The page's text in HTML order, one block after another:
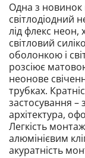
Одна з новинок
світлодіодний
лід флекс
світловий
оболонкою і
розсіює
неонове
трубках.
застосування –
архітектура,
Легкість
алюмінієвим
акуратність